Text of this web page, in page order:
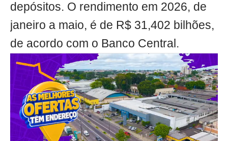
depósitos. O rendimento em 2026, de
janeiro a maio, é de R$ 31,402 bilhões,
de acordo com o Banco Central.